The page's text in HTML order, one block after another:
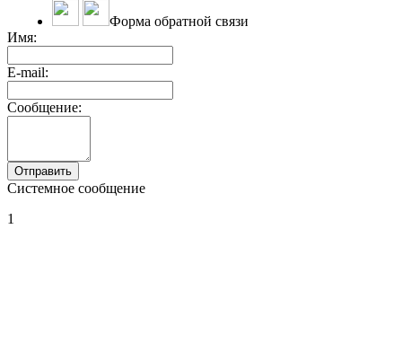
Форма обратной связи
Имя:
E-mail:
Сообщение:
Системное сообщение
1